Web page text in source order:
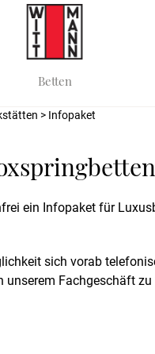
Betten
> Infopaket
ein Infopaket für
sich vorab
unserem Fachgeschäft